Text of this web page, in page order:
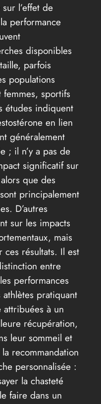
l’effet de
performance
disponibles
parfois
populations
femmes, sportifs
études indiquent
en lien
généralement
; il n’y a pas de
significatif sur
que des
principalement
D’autres
sur les impacts
mais
résultats. Il est
entre
performances
pratiquant
attribuées à un
récupération,
leur sommeil et
recommandation
personnalisée :
la chasteté
faire dans un